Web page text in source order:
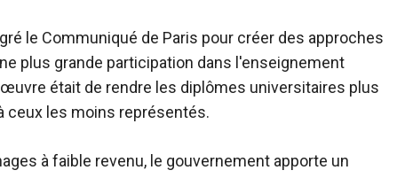
le Communiqué de Paris pour créer des approches
plus grande participation dans l'enseignement
était de rendre les diplômes universitaires plus
ceux les moins représentés.
à faible revenu, le gouvernement apporte un